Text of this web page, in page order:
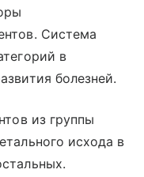
Система
в
болезней.
из группы
исхода в